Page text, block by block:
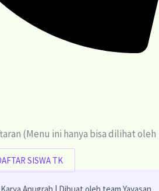
(Menu ini hanya bisa dilihat oleh
SISWA TK